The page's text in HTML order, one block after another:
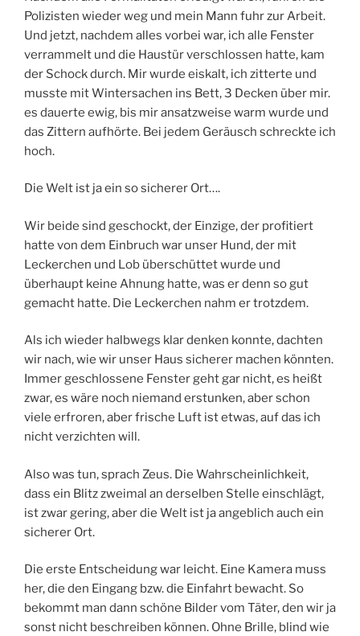
Polizisten wieder weg und mein Mann fuhr zur Arbeit.
Und jetzt, nachdem alles vorbei war, ich alle Fenster
verrammelt und die Haustür verschlossen hatte, kam
der Schock durch. Mir wurde eiskalt, ich zitterte und
musste mit Wintersachen ins Bett, 3 Decken über mir.
es dauerte ewig, bis mir ansatzweise warm wurde und
das Zittern aufhörte. Bei jedem Geräusch schreckte ich
hoch.
Die Welt ist ja ein so sicherer Ort….
Wir beide sind geschockt, der Einzige, der profitiert
hatte von dem Einbruch war unser Hund, der mit
Leckerchen und Lob überschüttet wurde und
überhaupt keine Ahnung hatte, was er denn so gut
gemacht hatte. Die Leckerchen nahm er trotzdem.
Als ich wieder halbwegs klar denken konnte, dachten
wir nach, wie wir unser Haus sicherer machen könnten.
Immer geschlossene Fenster geht gar nicht, es heißt
zwar, es wäre noch niemand erstunken, aber schon
viele erfroren, aber frische Luft ist etwas, auf das ich
nicht verzichten will.
Also was tun, sprach Zeus. Die Wahrscheinlichkeit,
dass ein Blitz zweimal an derselben Stelle einschlägt,
ist zwar gering, aber die Welt ist ja angeblich auch ein
sicherer Ort.
Die erste Entscheidung war leicht. Eine Kamera muss
her, die den Eingang bzw. die Einfahrt bewacht. So
bekommt man dann schöne Bilder vom Täter, den wir ja
sonst nicht beschreiben können. Ohne Brille, blind wie